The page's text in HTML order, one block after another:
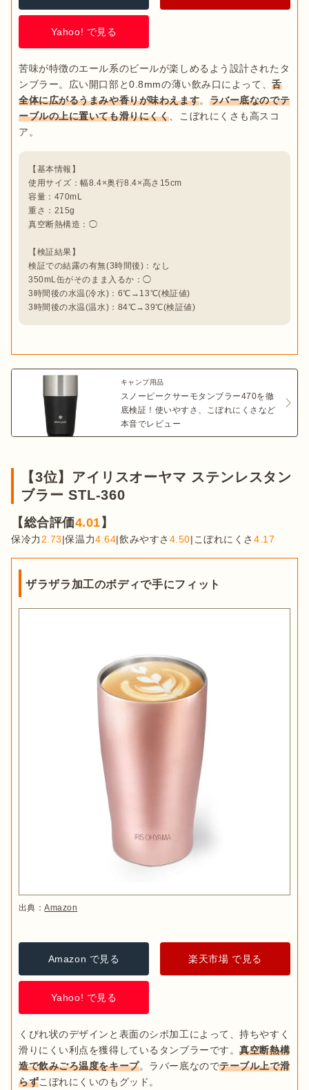
Yahoo! で見る
苦味が特徴のエール系のビールが楽しめるよう設計されたタ
ンブラー。広い開口部と0.8mmの薄い飲み口によって、舌
全体に広がるうまみや香りが味わえます。 ラバー底なのでテ
ーブルの上に置いても滑りにくく、こぼれにくさも高スコ
【基本情報】
使用サイズ：幅8.4×奥行8.4×高さ15cm
容量：470mL
重さ：215g
真空断熱構造：◯
【検証結果】
検証での結露の有無(3時間後)：なし
350mL缶がそのまま入るか：◯
3時間後の水温(冷水)：6℃→13℃(検証値)
3時間後の水温(温水)：84℃→39℃(検証値)
キャンプ用品
スノーピークサーモタンブラー470を徹
底検証！使いやすさ、こぼれにくさなど
本音でレビュー
【3位】アイリスオーヤマ ステンレスタン
ブラー STL-360
【総合評価4.01 】
保冷力2.73|保温力4.64|飲みやすさ 4.50|こぼれにくさ 4.17
ザラザラ加工のボディで手にフィット
出典：Amazon
Amazon で見る 楽天市場 で見る
Yahoo! で見る
くびれ状のデザインと表面のシボ加工によって、持ちやすく
滑りにくい利点を獲得しているタンブラーです。真空断熱構
造で飲みごろ温度をキープ。ラバー底なのでテーブル上で滑
らず